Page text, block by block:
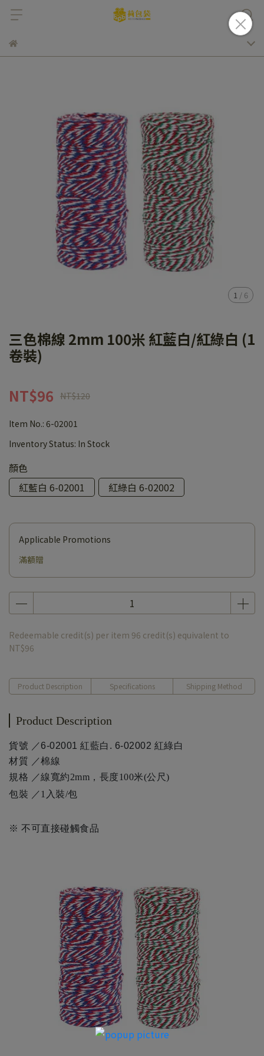
1 / 6
三色棉線 2mm 100米 紅藍白/紅綠白 (1
卷裝)
NT$96 NT$120
Item No.: 6-02001
Inventory Status: In Stock
顏色
紅藍白 6-02001
紅綠白 6-02002
Applicable Promotions
滿額贈
Redeemable credit(s) per item 96 credit(s) equivalent to
NT$96
Product Description Specifications Shipping Method
Product Description
貨號 ／6-02001 紅藍白. 6-02002 紅綠白
材質 ／棉線
規格 ／線寬約2mm，長度100米(公尺)
包裝 ／1入裝/包
※ 不可直接碰觸食品